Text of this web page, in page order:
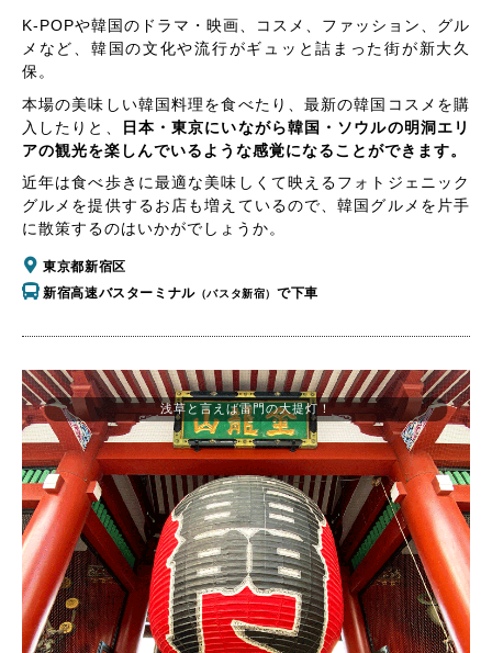
K-POPや韓国のドラマ・映画、コスメ、ファッション、グル
メなど、韓国の文化や流行がギュッと詰まった街が新大久
保。
本場の美味しい韓国料理を食べたり、最新の韓国コスメを購
入したりと、
日本・東京にいながら韓国・ソウルの明洞エリ
アの観光を楽しんでいるような感覚になることができます。
近年は食べ歩きに最適な美味しくて映えるフォトジェニック
グルメを提供するお店も増えているので、韓国グルメを片手
に散策するのはいかがでしょうか。
東京都新宿区
新宿高速バスターミナル（バスタ新宿） で下車
浅草と言えば雷門の大提灯！